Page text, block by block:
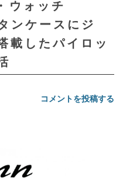
ウォッチ
ンケースにジ
載したパイロッ
コメントを投稿する